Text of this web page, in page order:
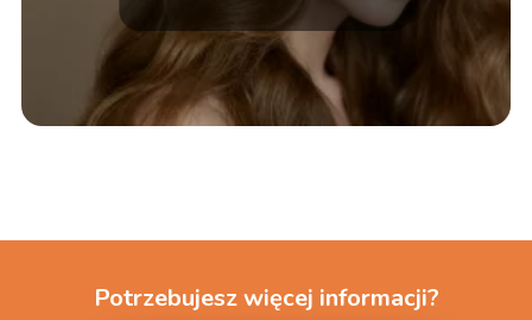
Potrzebujesz więcej informacji?